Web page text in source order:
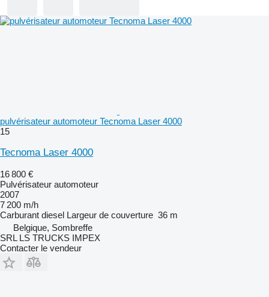
pulvérisateur automoteur Tecnoma Laser 4000
15
Tecnoma Laser 4000
16 800 €
Pulvérisateur automoteur
2007
7 200 m/h
Carburant diesel Largeur de couverture 36 m
Belgique, Sombreffe
SRL LS TRUCKS IMPEX
Contacter le vendeur